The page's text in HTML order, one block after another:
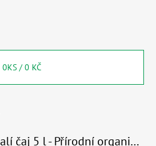
0KS /0 KČ
Mesiho žížalí čaj 5 l - Přírodní organické hnojivo 100% nature